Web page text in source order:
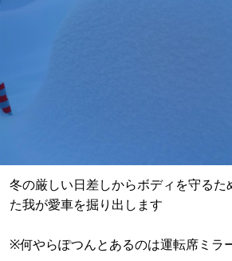
冬の厳しい日差しからボディを守るた
た我が愛車を掘り出します
※何やらぽつんとあるのは運転席ミラ